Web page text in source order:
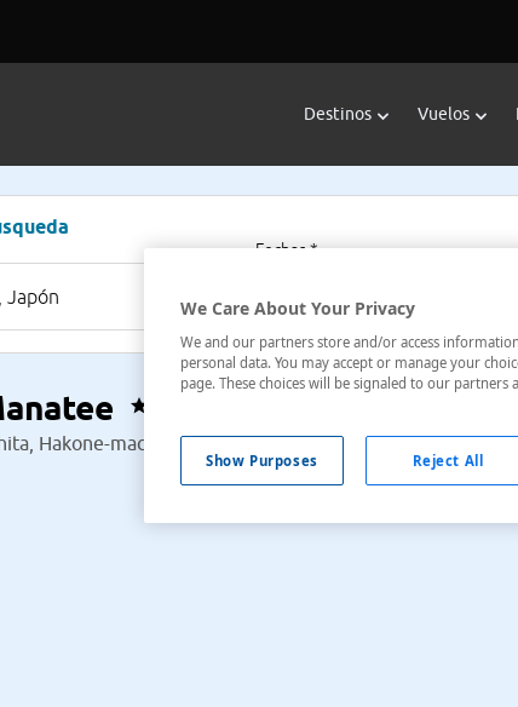
Destinos Vuelos
Fechas *
07/08/2026 - 07/08/2027
Hakone-machi, , , Hakone, Kinki, Japón
We Care About Your Privacy
We and our partners store and/or access
personal data. You may accept or manage your
page. These choices will be signaled to our
Show Purposes Reject All